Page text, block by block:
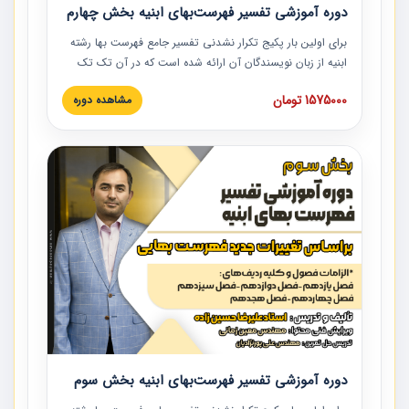
دوره آموزشی تفسیر فهرست‌بهای ابنیه بخش چهارم
برای اولین بار پکیج تکرار نشدنی تفسیر جامع فهرست بها رشته
ابنیه از زبان نویسندگان آن ارائه شده است که در آن تک تک
ردیف ها و مطالب فهرست بها تفسیر و ارائه شده است. این
دوره به صورت کامل تصویری بوده و به همراه تصاویر عملیات
دوره با کلام مهندس علیرضاحسین‌زاده مدیر پروژه مهندسی
مشاور در امر بازنگری فهرست بها رشته ابنیه ارائه شده و به تمام
همکارانی که در حوزه صنعت ساخت در حال فعالیت هستند حتما
توصیه می کنیم از مطالب این دوره استفاده نمایند.
1575000 تومان مشاهده دوره
دوره آموزشی تفسیر فهرست‌بهای ابنیه بخش سوم